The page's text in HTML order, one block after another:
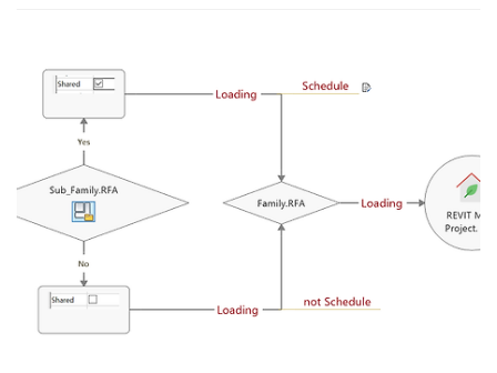
활용법을 고급과정에 넣을 생각입니다. 01 주차 BIM의 개념 과 이해 건
축도면의 역사BIM TOOL의 종류REVIT 소프트웨어 소개 및 UIREVIT
모델링 구조의 개념 이해 (카테고리, 패밀리개념)REVIT의 파라메트릭
모델링 기법REVIT DYNAMO의 파라메트릭 기법기타 파라메트릭
(Rhino Grasshopper, Catia, 벡터웍스) 소프트웨어시공..